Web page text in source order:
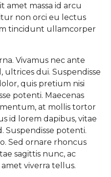
amet massa id arcu
non orci eu lectus
tincidunt ullamcorper
Vivamus nec ante
ultrices dui. Suspendisse
quis pretium nisi
potenti. Maecenas
at mollis tortor
id lorem dapibus, vitae
potenti.
Sed ornare rhoncus
sagittis nunc, ac
viverra tellus.